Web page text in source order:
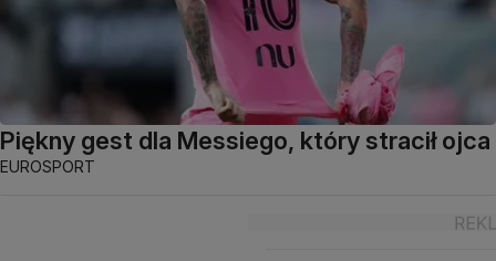
Piękny gest dla Messiego, który stracił ojca
EUROSPORT